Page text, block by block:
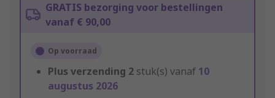
GRATIS bezorging voor bestellingen
vanaf € 90,00
Op voorraad
Plus verzending 2 stuk(s) vanaf 10
augustus 2026